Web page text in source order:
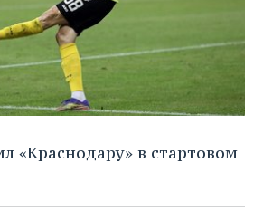
«Краснодару» в стартовом